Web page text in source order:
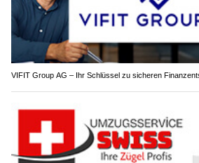
VIFIT Group AG – Ihr Schlüssel zu sicheren